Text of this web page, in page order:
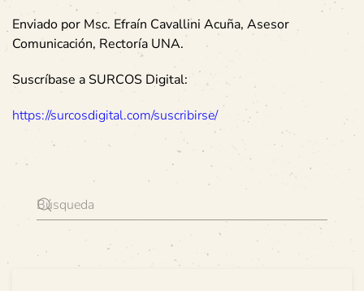
Enviado por Msc. Efraín Cavallini Acuña, Asesor
Comunicación, Rectoría UNA.
Suscríbase a SURCOS Digital:
https://surcosdigital.com/suscribirse/